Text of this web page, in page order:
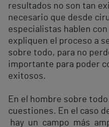
resultados no son tan
necesario que desde
especialistas hablen
expliquen el proceso a
sobre todo, para no
importante para poder
exitosos.
En el hombre sobre
cuestiones. En el caso
hay un campo más